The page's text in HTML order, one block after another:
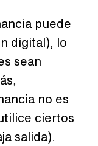
puede
digital), lo
sean
no es
ciertos
salida).